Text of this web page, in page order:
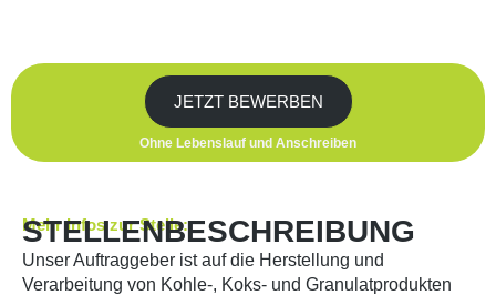
JETZT BEWERBEN
Ohne Lebenslauf und Anschreiben
Mehr Infos zur Stelle:
STELLENBESCHREIBUNG
Unser Auftraggeber ist auf die Herstellung und
Verarbeitung von Kohle-, Koks- und Granulatprodukten